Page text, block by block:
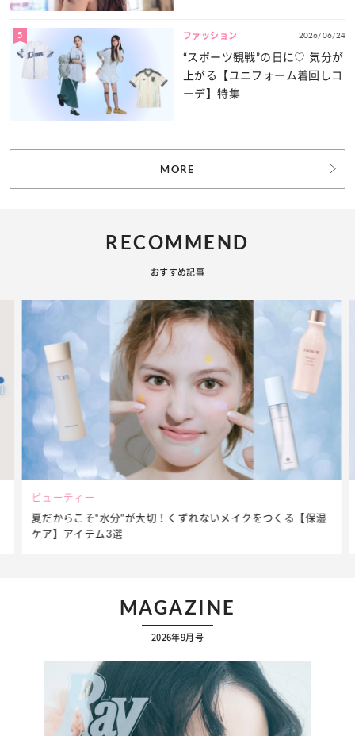
5 ファッション 2026/06/24
“スポーツ観戦”の日に♡ 気分が
上がる【ユニフォーム着回しコ
ーデ】特集
MORE
RECOMMEND
おすすめ記事
ビューティー
夏だからこそ“水分”が大切！くずれないメイクをつくる【保湿
ケア】アイテム3選
MAGAZINE
2026年9月号